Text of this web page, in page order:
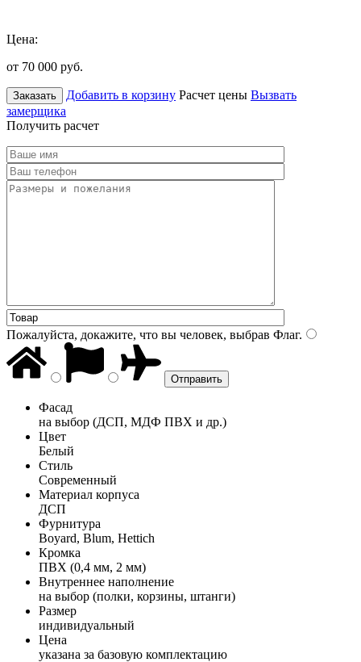
Цена:
от 70 000 руб.
Заказать Добавить в корзину Расчет цены Вызвать
замерщика
Получить расчет
Пожалуйста, докажите, что вы человек, выбрав Флаг.
Фасад
на выбор (ДСП, МДФ ПВХ и др.)
Цвет
Белый
Стиль
Современный
Материал корпуса
ДСП
Фурнитура
Boyard, Blum, Hettich
Кромка
ПВХ (0,4 мм, 2 мм)
Внутреннее наполнение
на выбор (полки, корзины, штанги)
Размер
индивидуальный
Цена
указана за базовую комплектацию